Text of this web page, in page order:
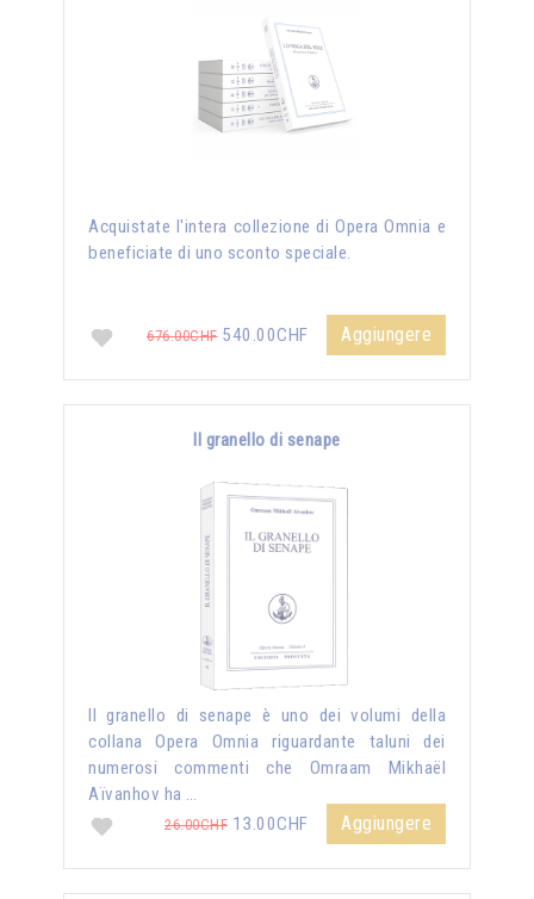
Acquistate l'intera collezione di Opera Omnia e
beneficiate di uno sconto speciale.
676.00CHF540.00CHF Aggiungere
Il granello di senape
Il granello di senape è uno dei volumi della
collana Opera Omnia riguardante taluni dei
numerosi commenti che Omraam Mikhaël
Aïvanhov ha …
26.00CHF 13.00CHF Aggiungere